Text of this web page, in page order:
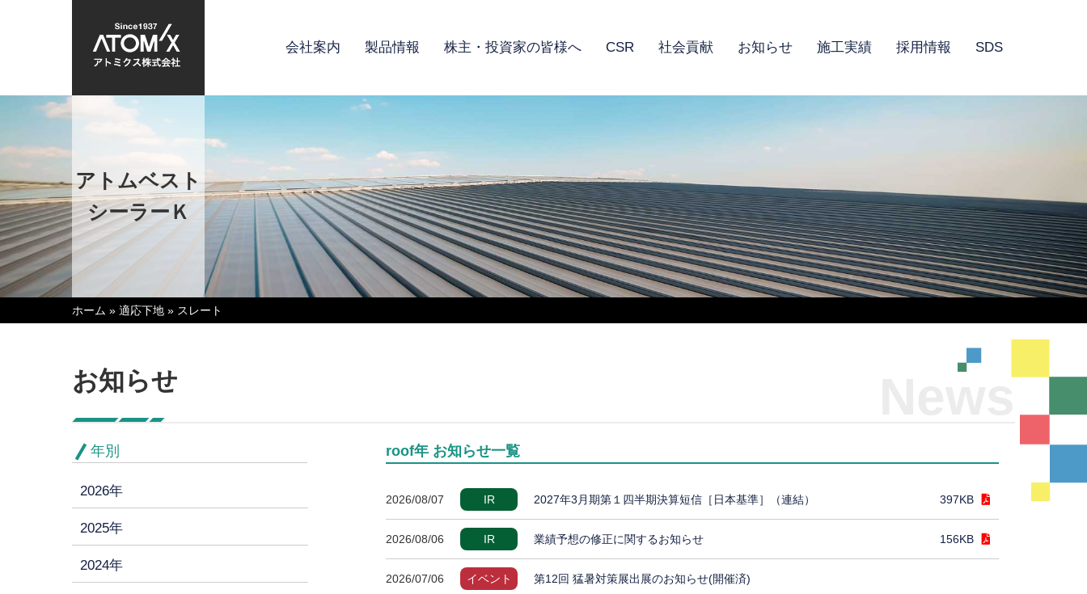
会社案内 製品情報 株主・投資家の皆様へ CSR 社会貢献 お知らせ 施工実績 採用情報 SDS
アトムベスト
シーラーＫ
ホーム » 適応下地 » スレート
お知らせ News
年別
2026年
2025年
2024年
roof年 お知らせ一覧
2026/08/07 IR 2027年3月期第１四半期決算短信［日本基準］（連結） 397KB
2026/08/06 IR 業績予想の修正に関するお知らせ 156KB
2026/07/06 イベント 第12回 猛暑対策展出展のお知らせ(開催済)